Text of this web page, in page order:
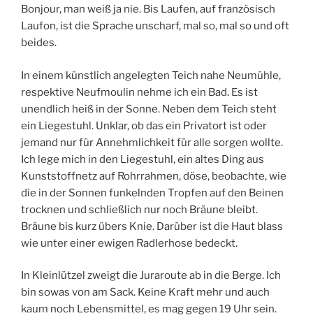
Bonjour, man weiß ja nie. Bis Laufen, auf französisch
Laufon, ist die Sprache unscharf, mal so, mal so und oft
beides.
In einem künstlich angelegten Teich nahe Neumühle,
respektive Neufmoulin nehme ich ein Bad. Es ist
unendlich heiß in der Sonne. Neben dem Teich steht
ein Liegestuhl. Unklar, ob das ein Privatort ist oder
jemand nur für Annehmlichkeit für alle sorgen wollte.
Ich lege mich in den Liegestuhl, ein altes Ding aus
Kunststoffnetz auf Rohrrahmen, döse, beobachte, wie
die in der Sonnen funkelnden Tropfen auf den Beinen
trocknen und schließlich nur noch Bräune bleibt.
Bräune bis kurz übers Knie. Darüber ist die Haut blass
wie unter einer ewigen Radlerhose bedeckt.
In Kleinlützel zweigt die Juraroute ab in die Berge. Ich
bin sowas von am Sack. Keine Kraft mehr und auch
kaum noch Lebensmittel, es mag gegen 19 Uhr sein.